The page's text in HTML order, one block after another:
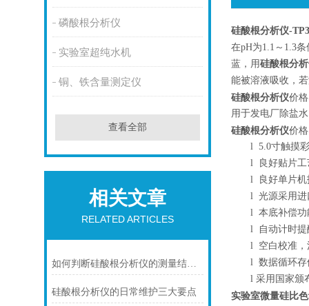
磷酸根分析仪
实验室超纯水机
铜、铁含量测定仪
查看全部
相关文章
RELATED ARTICLES
如何判断硅酸根分析仪的测量结果是否准确?
硅酸根分析仪的日常维护三大要点
硅酸根分析仪-
在pH为1.1～1.3
蓝，用硅酸根分
能被溶液吸收，
硅酸根分析仪价
用于发电厂除盐
硅酸根分析仪价
l5.0寸触摸彩
l良好贴片工
l良好单片机
l光源采用进
l本底补偿功
l自动计时提
l空白校准，
l数据循环存
l 采用国家颁
实验室微量硅比